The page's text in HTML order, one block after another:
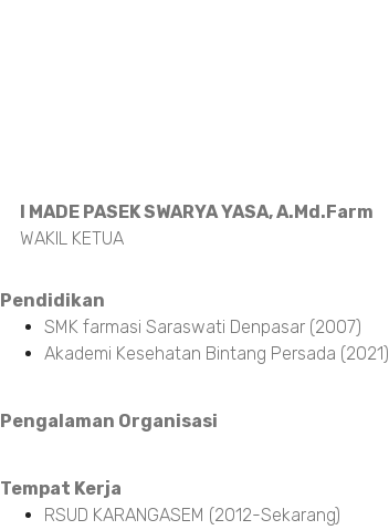
I MADE PASEK SWARYA YASA, A.Md.Farm
WAKIL KETUA
Pendidikan
SMK farmasi Saraswati Denpasar (2007)
Akademi Kesehatan Bintang Persada (2021)
Pengalaman Organisasi
Tempat Kerja
RSUD KARANGASEM (2012-Sekarang)